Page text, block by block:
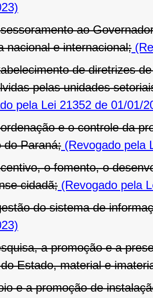
ao
nacional e internacional;
de diretrizes
pelas unidades
pela Lei 21352 de 01/01/
e o controle da
do Paraná; (Revogado pela
o fomento, o
cidadã; (Revogado pela
do sistema de
a promoção e a
Estado, material e
e a promoção de